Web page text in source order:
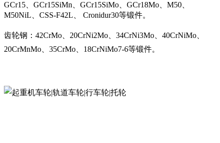
GCr15、GCr15SiMn、GCr15SiMo、GCr18Mo、M50、
M50NiL、CSS-F42L、 Cronidur30等锻件。
齿轮钢：42CrMo、20CrNi2Mo、34CrNi3Mo、40CrNiMo、
20CrMnMo、35CrMo、18CrNiMo7-6等锻件。